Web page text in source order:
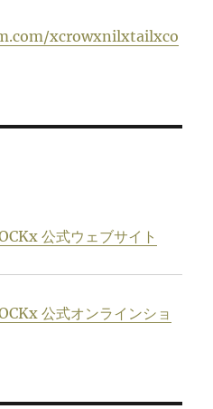
xcrowxnilxtailxco
公式ウェブサイト
公式オンラインショ